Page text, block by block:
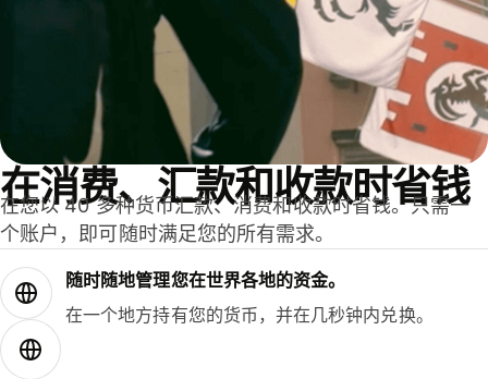
在消费、汇款和收款时省钱
在您以 40 多种货币汇款、消费和收款时省钱。只需一
个账户，即可随时满足您的所有需求。
随时随地管理您在世界各地的资金。
在一个地方持有您的货币，并在几秒钟内兑换。